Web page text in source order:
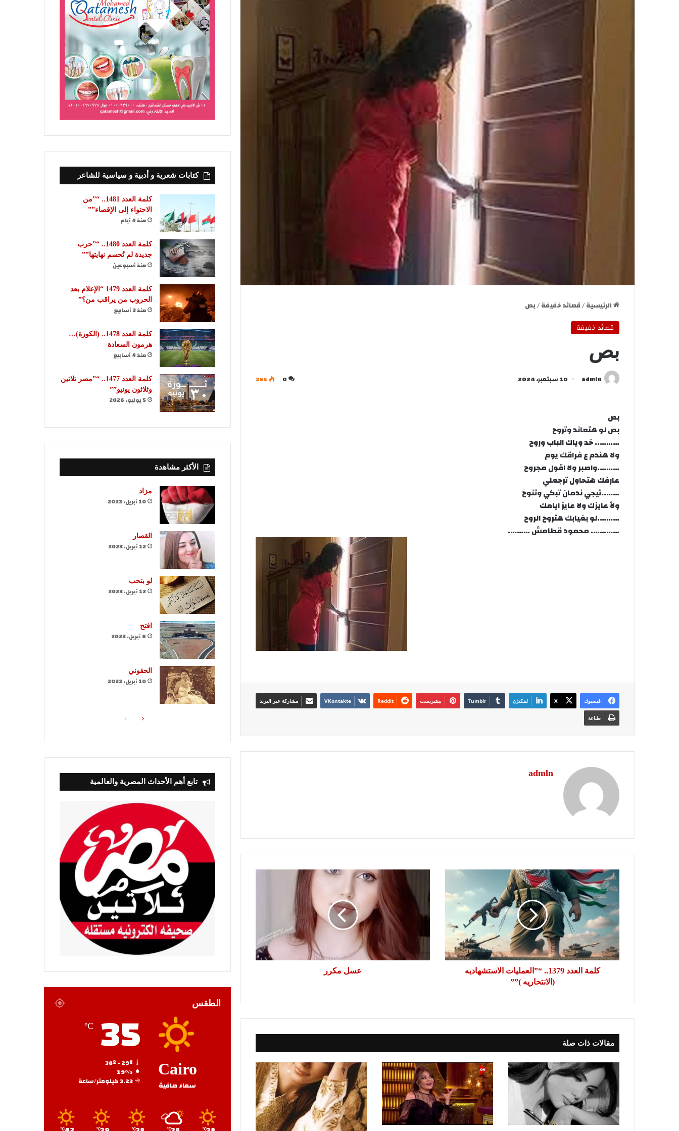
الرئيسية/قصائد خفيفة/بص
قصائد خفيفة
بص
admln 10 سبتمبر، 2024 0
365
بص
بص لو هتعاند وتروح
……….. خد وياك الباب وروح
ولا هندم ع فراقك يوم
……….واصبر ولا اقول مجروح
عارفك هتحاول ترجعلي
……..تيجي ندمان تبكي وتنوح
ولأ عايزك ولا عايز ايامك
……….لو بغيابك هتروح الروح
…………. محمود قطامش ……….
فيسبوك ‫X لينكدإن بينتيريست مشاركة عبر البريد
طباعة
admln
كلمة
العدد
1379..
“”العمليات
الاستشهاديه
(الانتحاريه
)””
كلمة العدد 1379.. “”العمليات الاستشهاديه
(الانتحاريه )””
عسل مكرر
مقالات ذات صلة
كتابات شعرية و أدبية و سياسية للشاعر
كلمة العدد 1481.. “”من
الاحتواء إلى الإقصاء””
منذ 4 أيام
كلمة العدد 1480.. “”حرب
جديدة لم تُحسم نهايتها””
منذ أسبوعين
كلمة العدد 1479 “الإعلام بعد
الحروب من يراقب من؟”
منذ 3 أسابيع
كلمة العدد 1478.. (الكورة)…
هرمون السعادة
منذ 4 أسابيع
كلمة العدد 1477.. “”مصر تلاتين
وثلاثون يونيو””
5 يوليو، 2026
الأكثر مشاهدة
مزاد
10 أبريل، 2023
القصار
12 أبريل، 2023
لو بتحب
12 أبريل، 2023
افتح
8 أبريل، 2023
الحقوني
10 أبريل، 2023
الصفحةالصفحة
تابع أهم الأحداث المصرية والعالمية
الطقس
Cairo
سماء صافية
35
℃
19%
3.23 كيلومتر/ساعة
℃
℃
℃
℃
℃